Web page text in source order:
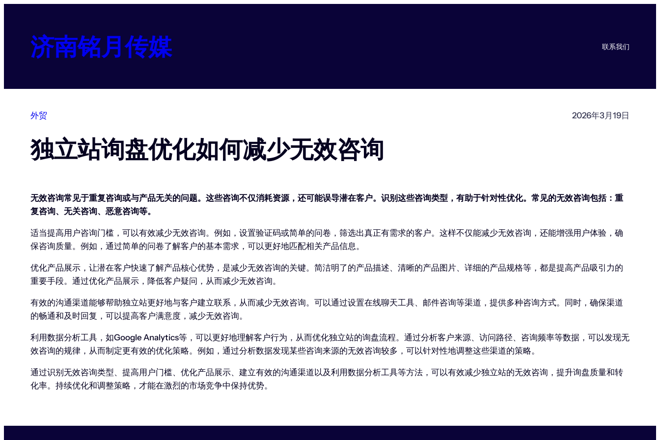
济南铭月传媒 联系我们
外贸 2026年3月19日
独立站询盘优化如何减少无效咨询
无效咨询常见于重复咨询或与产品无关的问题。这些咨询不仅消耗资源，还可能误导潜在客户。识别这些咨询类型，有助于针对性优化。常见的无效咨询包括：重
复咨询、无关咨询、恶意咨询等。
适当提高用户咨询门槛，可以有效减少无效咨询。例如，设置验证码或简单的问卷，筛选出真正有需求的客户。这样不仅能减少无效咨询，还能增强用户体验，确
保咨询质量。例如，通过简单的问卷了解客户的基本需求，可以更好地匹配相关产品信息。
优化产品展示，让潜在客户快速了解产品核心优势，是减少无效咨询的关键。简洁明了的产品描述、清晰的产品图片、详细的产品规格等，都是提高产品吸引力的
重要手段。通过优化产品展示，降低客户疑问，从而减少无效咨询。
有效的沟通渠道能够帮助独立站更好地与客户建立联系，从而减少无效咨询。可以通过设置在线聊天工具、邮件咨询等渠道，提供多种咨询方式。同时，确保渠道
的畅通和及时回复，可以提高客户满意度，减少无效咨询。
利用数据分析工具，如Google Analytics等，可以更好地理解客户行为，从而优化独立站的询盘流程。通过分析客户来源、访问路径、咨询频率等数据，可以发现无
效咨询的规律，从而制定更有效的优化策略。例如，通过分析数据发现某些咨询来源的无效咨询较多，可以针对性地调整这些渠道的策略。
通过识别无效咨询类型、提高用户门槛、优化产品展示、建立有效的沟通渠道以及利用数据分析工具等方法，可以有效减少独立站的无效咨询，提升询盘质量和转
化率。持续优化和调整策略，才能在激烈的市场竞争中保持优势。